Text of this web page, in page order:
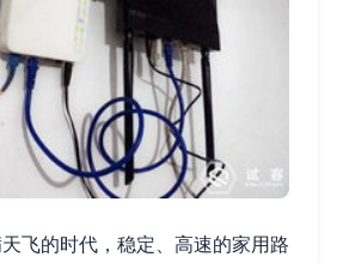
飞的时代，稳定、高速的家用路